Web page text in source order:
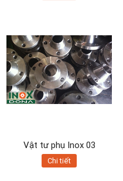
Vật tư phụ Inox 03
Chi tiết